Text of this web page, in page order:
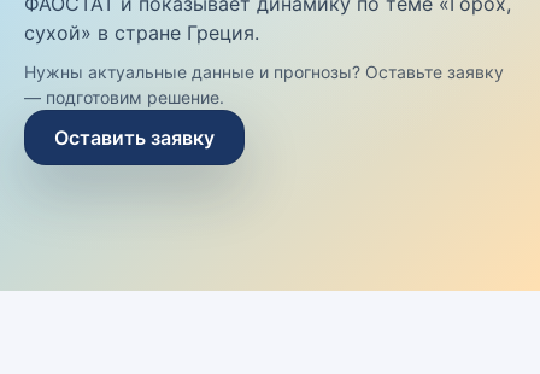
сухой» в стране Греция.
Нужны актуальные данные и прогнозы? Оставьте заявку
— подготовим решение.
Оставить заявку